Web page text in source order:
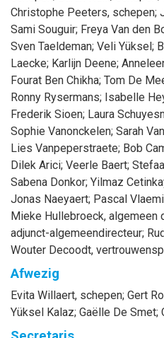
Christophe Peeters, schepen;
Sami Souguir; Freya Van den
Sven Taeldeman; Veli Yüksel;
Laecke; Karlijn Deene;
Fourat Ben Chikha; Tom De
Ronny Rysermans; Isabelle
Frederik Sioen; Laura
Sophie Vanonckelen; Sarah
Lies Vanpeperstraete; Bob
Dilek Arici; Veerle Baert;
Sabena Donkor; Yilmaz
Jonas Naeyaert; Pascal
Mieke Hullebroeck, algemeen
adjunct-algemeendirecteur;
Wouter Decoodt,
Afwezig
Evita Willaert, schepen; Gert
Yüksel Kalaz; Gaëlle De Smet;